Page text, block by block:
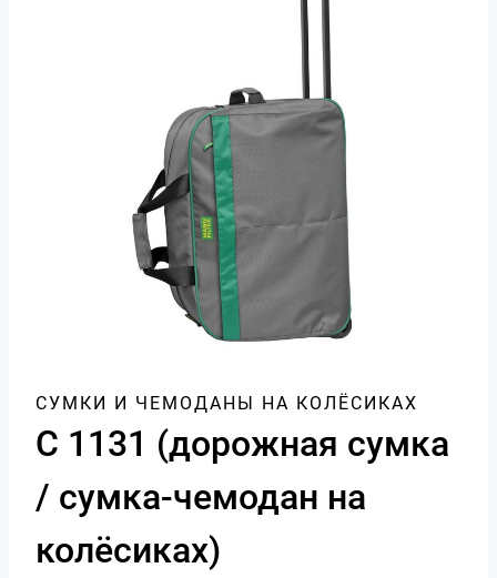
СУМКИ И ЧЕМОДАНЫ НА КОЛЁСИКАХ
С 1131 (дорожная сумка
/ сумка-чемодан на
колёсиках)